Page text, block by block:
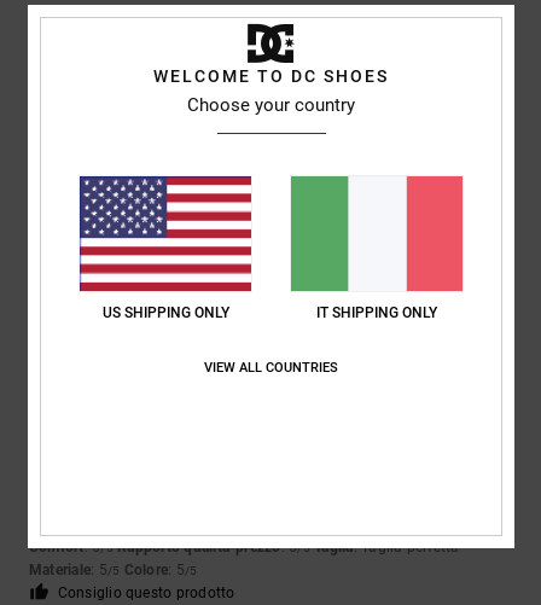
5/5
Perché sono bellissime e il prezzo è davvero ottimo
Mostra originale - Castellano
Comfort: 5/5 Rapporto qualità-prezzo
Materiale: 5/5 Colore: 5/5
Consiglio questo prodotto
5/5
Comfort: 5/5 Rapporto qualità-prezzo: 5/5 Taglia: Taglia perfetta
Materiale: 5/5 Colore: 5/5
Consiglio questo prodotto
WELCOME TO DC SHOES
Choose your country
US SHIPPING ONLY IT SHIPPING ONLY
VIEW ALL COUNTRIES